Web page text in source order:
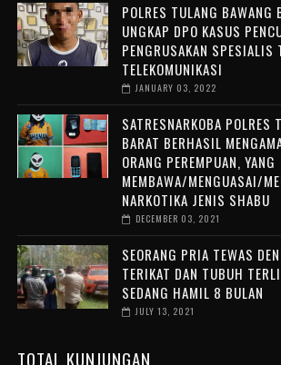
POLRES TULANG BAWANG
UNGKAP DPO KASUS
PENGRUSAKAN SPESIALIS
TELEKOMUNIKASI
JANUARY 03, 2022
SATRESNARKOBA POLRES
BARAT BERHASIL
ORANG PEREMPUAN, YANG
MEMBAWA/MENGUASAI/
NARKOTIKA JENIS SHABU
DECEMBER 03, 2021
SEORANG PRIA TEWAS
TERIKAT DAN TUBUH
SEDANG HAMIL 8 BULAN
JULY 13, 2021
TOTAL KUNJUNGAN